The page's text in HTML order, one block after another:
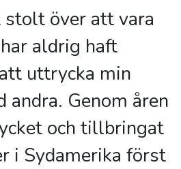
över att vara
aldrig haft
uttrycka min
andra. Genom åren
och tillbringat
i Sydamerika först